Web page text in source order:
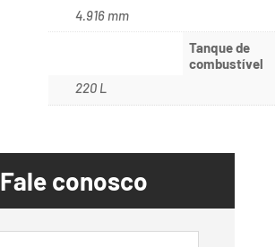
4.916 mm
Tanque de
combustível
220 L
Fale conosco